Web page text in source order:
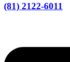
(81) 2122-6011